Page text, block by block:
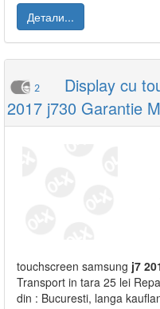
Детали...
2
Display cu
2017 j730 Garantie
touchscreen samsung j7
Transport in tara 25 lei
din : Bucuresti, langa